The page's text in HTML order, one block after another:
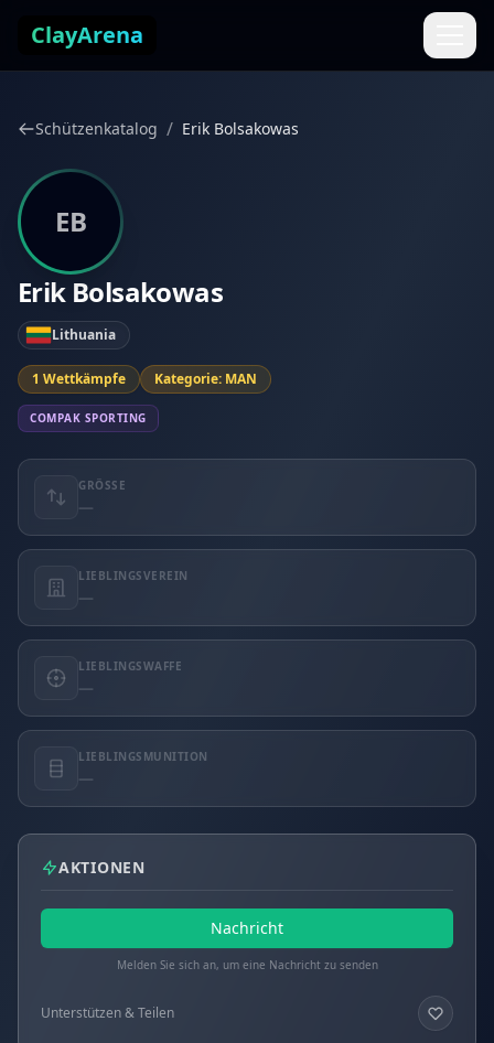
ClayArena
Schützenkatalog / Erik Bolsakowas
EB
Erik Bolsakowas
Lithuania
1 Wettkämpfe Kategorie: MAN
COMPAK SPORTING
GRÖSSE
—
LIEBLINGSVEREIN
—
LIEBLINGSWAFFE
—
LIEBLINGSMUNITION
—
AKTIONEN
Nachricht
Melden Sie sich an, um eine Nachricht zu senden
Unterstützen & Teilen